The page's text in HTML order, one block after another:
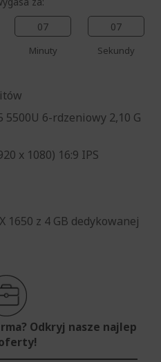
07
Minuty
07
Sekundy
5500U 6-rdzeniowy 2,10 G
x 1080) 16:9 IPS
1650 z 4 GB dedykowanej
Odkryj nasze najlep